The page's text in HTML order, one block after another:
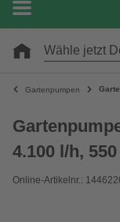
Wähle jetzt
Gartenpumpen
4.100 l/h,
Online-Artikelnr.: